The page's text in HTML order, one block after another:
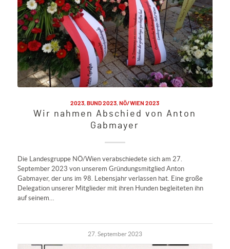
2023,BUND 2023,NÖ/WIEN 2023
Wir nahmen Abschied von Anton
Gabmayer
Die Landesgruppe NÖ/Wien verabschiedete sich am 27.
September 2023 von unserem Gründungsmitglied Anton
Gabmayer, der uns im 98. Lebensjahr verlassen hat. Eine große
Delegation unserer Mitglieder mit ihren Hunden begleiteten ihn
auf seinem…
27. September 2023